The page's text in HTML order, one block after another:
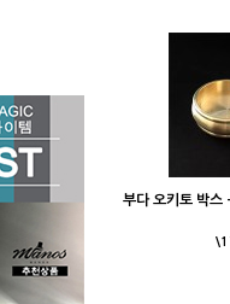
부다 오키토 박